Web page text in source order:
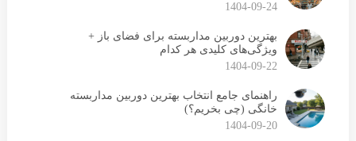
1404-09-24
بهترین دوربین مداربسته برای فضای باز +
ویژگی‌های کلیدی هر کدام
1404-09-22
راهنمای جامع انتخاب بهترین دوربین مداربسته
خانگی (چی بخریم؟)
1404-09-20